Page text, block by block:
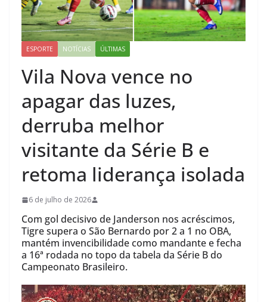
ESPORTE NOTÍCIAS ÚLTIMAS
Vila Nova vence no
apagar das luzes,
derruba melhor
visitante da Série B e
retoma liderança isolada
6 de julho de 2026
Com gol decisivo de Janderson nos acréscimos,
Tigre supera o São Bernardo por 2 a 1 no OBA,
mantém invencibilidade como mandante e fecha
a 16ª rodada no topo da tabela da Série B do
Campeonato Brasileiro.